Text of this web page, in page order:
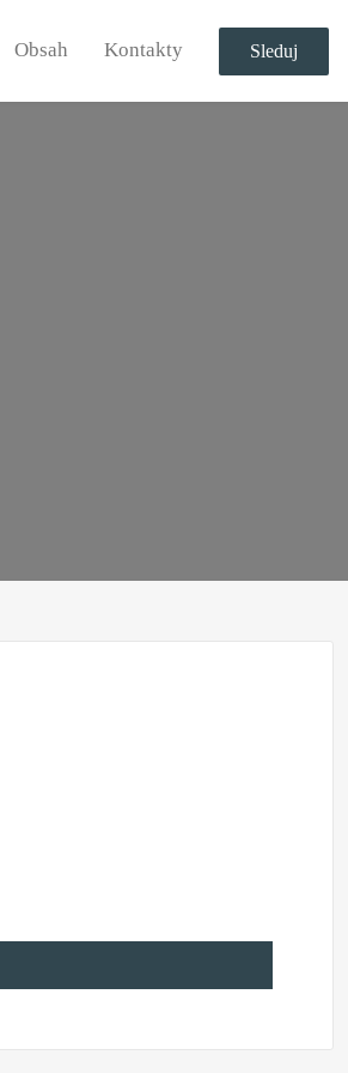
Obsah Kontakty Sleduj